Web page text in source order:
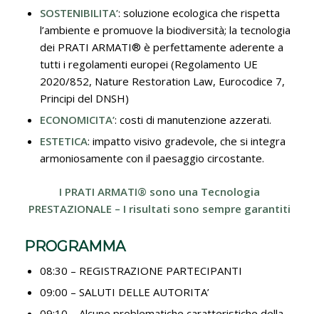
SOSTENIBILITA’: soluzione ecologica che rispetta
l’ambiente e promuove la biodiversità; la tecnologia
dei PRATI ARMATI® è perfettamente aderente a
tutti i regolamenti europei (Regolamento UE
2020/852, Nature Restoration Law, Eurocodice 7,
Principi del DNSH)
ECONOMICITA’: costi di manutenzione azzerati.
ESTETICA: impatto visivo gradevole, che si integra
armoniosamente con il paesaggio circostante.
I PRATI ARMATI® sono una Tecnologia
PRESTAZIONALE – I risultati sono sempre garantiti
PROGRAMMA
08:30 – REGISTRAZIONE PARTECIPANTI
09:00 – SALUTI DELLE AUTORITA’